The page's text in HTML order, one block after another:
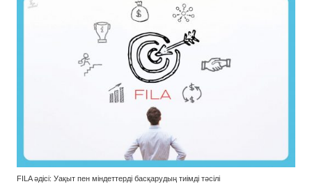
FILA әдісі: Уақыт пен міндеттерді басқарудың тиімді тәсілі